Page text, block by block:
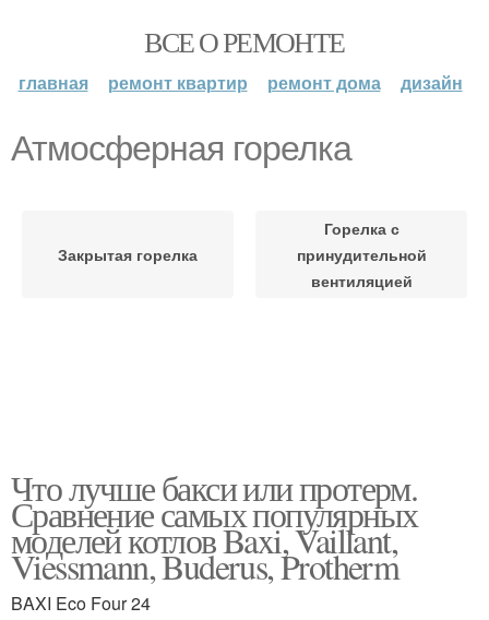
ВСЕ О РЕМОНТЕ
главная ремонт квартир ремонт дома дизайн
Атмосферная горелка
Закрытая горелка
Горелка с
принудительной
вентиляцией
Что лучше бакси или протерм.
Сравнение самых популярных
моделей котлов Baxi, Vaillant,
Viessmann, Buderus, Protherm
BAXI Eco Four 24